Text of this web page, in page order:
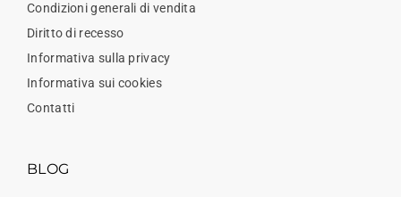
Condizioni generali di vendita
Diritto di recesso
Informativa sulla privacy
Informativa sui cookies
Contatti
BLOG